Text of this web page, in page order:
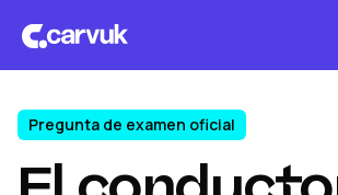
Seguro automotriz
Mantención kilometraje
Pregunta de examen oficial